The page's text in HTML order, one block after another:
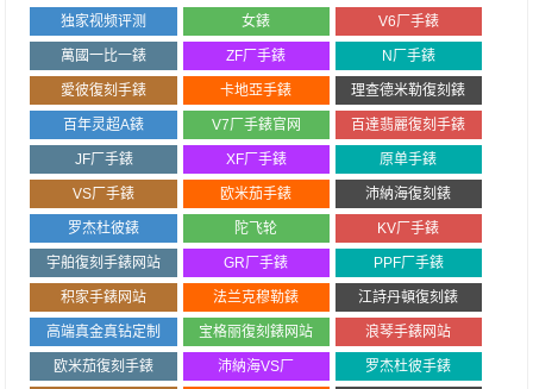
独家视频评测 女錶 V6厂手錶
萬國一比一錶 ZF厂手錶 N厂手錶
愛彼復刻手錶 卡地亞手錶 理查德米勒復刻錶
百年灵超A錶 V7厂手錶官网 百達翡麗復刻手錶
JF厂手錶 XF厂手錶 原单手錶
VS厂手錶 欧米茄手錶 沛納海復刻錶
罗杰杜彼錶 陀飞轮 KV厂手錶
宇舶復刻手錶网站 GR厂手錶 PPF厂手錶
积家手錶网站 法兰克穆勒錶 江詩丹頓復刻錶
高端真金真钻定制 宝格丽復刻錶网站 浪琴手錶网站
欧米茄復刻手錶 沛納海VS厂 罗杰杜彼手錶